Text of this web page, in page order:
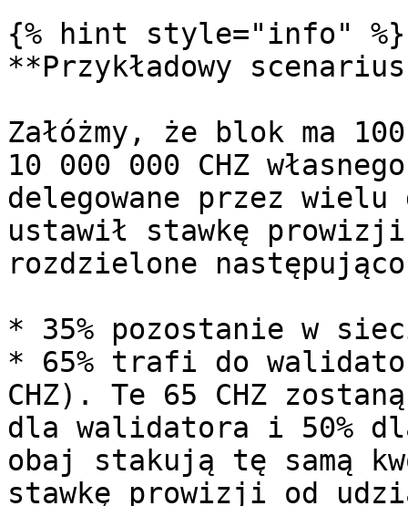
{% hint style="info" %}
**Przykładowy
Załóżmy, że blok ma
10 000 000 CHZ
delegowane przez
ustawił stawkę prowizji
rozdzielone
* 35% pozostanie w
* 65% trafi do
CHZ). Te 65 CHZ
dla walidatora i 50%
obaj stakują tę samą
stawkę prowizji od